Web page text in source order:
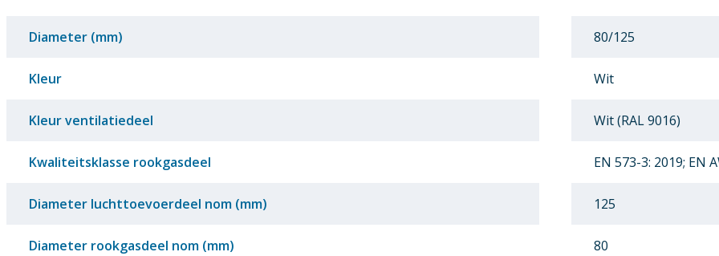
Diameter (mm) 80/125
Kleur Wit
Kleur ventilatiedeel Wit (RAL 9016)
Kwaliteitsklasse rookgasdeel EN 573-3: 2019; EN
Diameter luchttoevoerdeel nom (mm) 125
Diameter rookgasdeel nom (mm) 80